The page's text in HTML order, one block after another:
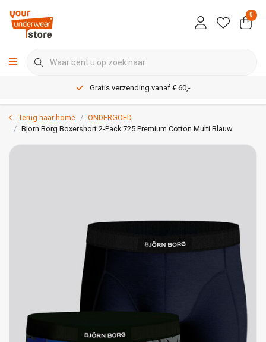
0
Gratis verzending vanaf € 60,-
Terug naar home
ONDERGOED
Bjorn Borg Boxershort 2-Pack 725 Premium Cotton Multi Blauw